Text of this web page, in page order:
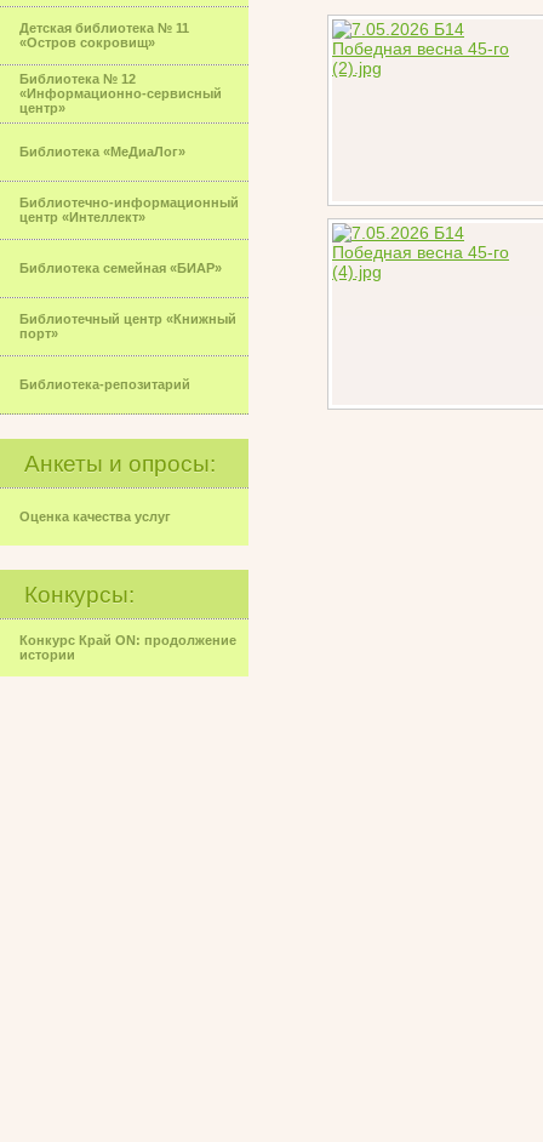
Детская библиотека № 11
«Остров сокровищ»
Библиотека № 12
«Информационно-сервисный
центр»
Библиотека «МеДиаЛог»
Библиотечно-информационный
центр «Интеллект»
Библиотека семейная «БИАР»
Библиотечный центр «Книжный
порт»
Библиотека-репозитарий
Анкеты и опросы:
Оценка качества услуг
Конкурсы:
Конкурс Край ON: продолжение
истории